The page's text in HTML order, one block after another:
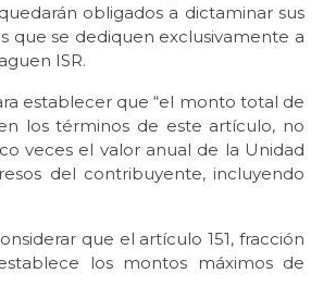
obligados a dictaminar sus
que se dediquen exclusivamente a
ISR.
establecer que “el monto total de
los términos de este artículo, no
veces el valor anual de la Unidad
del contribuyente, incluyendo
que el artículo 151, fracción
los montos máximos de